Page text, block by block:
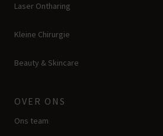
Laser Ontharing
Kleine Chirurgie
Beauty & Skincare
OVER ONS
Ons team